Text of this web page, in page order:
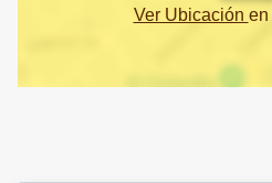
Ver Ubicación en